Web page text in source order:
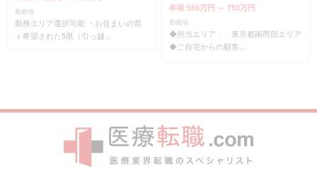
勤務地
勤務エリア選択可能 ・お住まいの県
＋希望された5県（引っ越...
年収 550万円 ～ 750万円
勤務地
◆担当エリア： 東京都南西部エリア
◆ご自宅からの顧客...